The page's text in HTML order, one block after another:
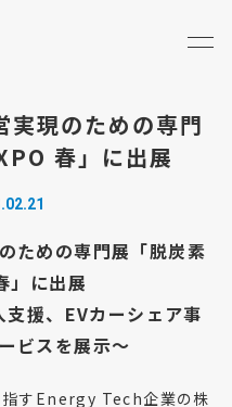
実現のための専門
春」に出展
ための専門展「脱炭素
」に出展
援、EVカーシェア事
ビスを展示～
すEnergy Tech企業の株